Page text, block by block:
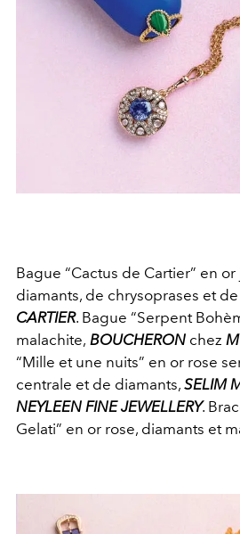
Bague “Cactus de Cartier” en
diamants, de chrysoprases et
CARTIER. Bague “Serpent
malachite, BOUCHERON chez
“Mille et une nuits” en or rose
centrale et de diamants, SELIM
NEYLEEN FINE JEWELLERY.
Gelati” en or rose, diamants et